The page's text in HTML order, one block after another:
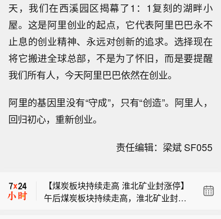
天，我们在西溪园区揭幕了1：1复刻的湖畔小
屋。这是阿里创业的起点，它代表阿里巴巴永不
止息的创业精神、永远对创新的追求。选择现在
将它搬进全球总部，不是为了怀旧，而是要提醒
我们所有人，今天阿里巴巴依然在创业。
阿里的基因里没有“守成”，只有“创造”。阿里人，
回归初心，重新创业。
责任编辑：梁斌 SF055
定】标普确认澳大利亚长期外币债务评
示，澳大利亚计划提高房产税并采取节
支措施，应有助于缓解不断加剧的结构
【煤炭板块持续走高 淮北矿业封涨停】
午后煤炭板块持续走高，淮北矿业封涨